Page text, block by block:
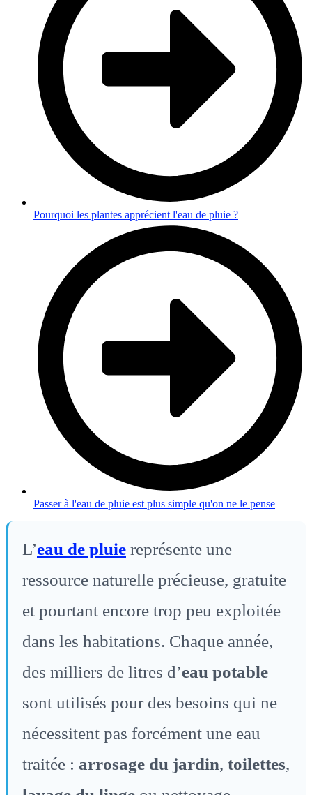
Pourquoi les plantes apprécient l'eau de pluie ?
Passer à l'eau de pluie est plus simple qu'on ne le pense
L’eau de pluie représente une
ressource naturelle précieuse, gratuite
et pourtant encore trop peu exploitée
dans les habitations. Chaque année,
des milliers de litres d’eau potable
sont utilisés pour des besoins qui ne
nécessitent pas forcément une eau
traitée : arrosage du jardin, toilettes,